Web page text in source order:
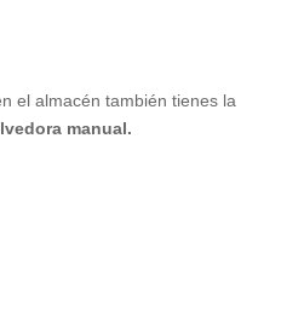
el almacén también tienes la
manual.